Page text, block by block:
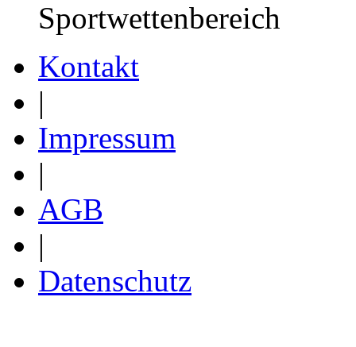
Sportwettenbereich
Kontakt
|
Impressum
|
AGB
|
Datenschutz